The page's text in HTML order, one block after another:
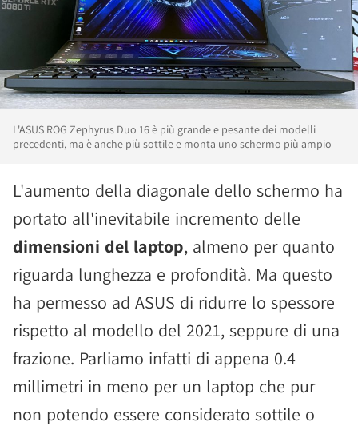
L'ASUS ROG Zephyrus Duo 16 è più grande e pesante dei modelli
precedenti, ma è anche più sottile e monta uno schermo più ampio
L'aumento della diagonale dello schermo ha
portato all'inevitabile incremento delle
dimensioni del laptop, almeno per quanto
riguarda lunghezza e profondità. Ma questo
ha permesso ad ASUS di ridurre lo spessore
rispetto al modello del 2021, seppure di una
frazione. Parliamo infatti di appena 0.4
millimetri in meno per un laptop che pur
non potendo essere considerato sottile o